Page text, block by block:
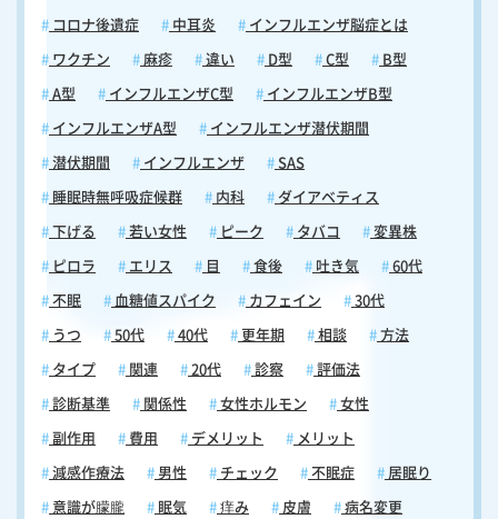
イ・ハント症候群の可能性があります。これは、顔面神経や内耳神経の
近くに潜伏していたウイルスが再活性化することで引き起こされる病態
す。初期には喉の痛みや耳まわりの違和感から始まることが多く、一見
すると風邪や耳の疾患と区別がつきにくい点が問題です。ラムゼイ・ハ
として認識する必要があります。喉の初期症状に加え、耳の痛み・めま
い・顔の片側の違和感や動かしにくさが重なった場合は、帯状疱疹によ
気や強い倦怠感を伴う場合も、全身症状が進行しているサインである可
能性があります。喉・口まわりの帯状疱疹に気づいたら、顔・耳・目の
状の詳細は「顔・頭部に出る帯状疱疹の初期症状｜おでこ・目・耳・顔
面麻痺まで部位別に医師が解説」でより詳しく解説していますので、ご
わりに帯状疱疹の初期症状が疑われる場合、どの診療科を受診すればよ
いか迷う患者は少なくありません。症状の中心がどこにあるかによっ
主な症状の場合は、内科または耳鼻咽喉科が第一選択となります。耳鼻
咽喉科では喉や口腔内を直接観察できるため、帯状疱疹による水疱やび
コロナ後遺症 中耳炎 インフルエンザ脳症とは
ワクチン 麻疹 違い D型 C型 B型
A型 インフルエンザC型 インフルエンザB型
インフルエンザA型 インフルエンザ潜伏期間
潜伏期間 インフルエンザ SAS
睡眠時無呼吸症候群 内科 ダイアベティス
下げる 若い女性 ピーク タバコ 変異株
ピロラ エリス 目 食後 吐き気 60代
不眠 血糖値スパイク カフェイン 30代
うつ 50代 40代 更年期 相談 方法
タイプ 関連 20代 診察 評価法
診断基準 関係性 女性ホルモン 女性
副作用 費用 デメリット メリット
減感作療法 男性 チェック 不眠症 居眠り
意識が朦朧 眠気 痒み 皮膚 病名変更